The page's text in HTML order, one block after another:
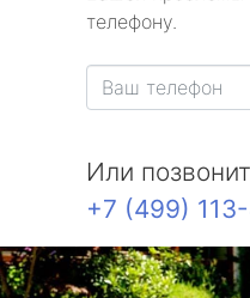
телефону.
Или
+7 (499)